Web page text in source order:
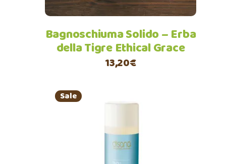
Bagnoschiuma Solido – Erba
della Tigre Ethical Grace
13,20€
Sale
Aggiungi al carrello